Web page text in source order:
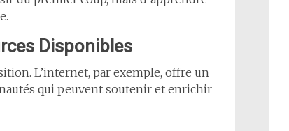
Disponibles
L’internet, par exemple, offre un
qui peuvent soutenir et enrichir